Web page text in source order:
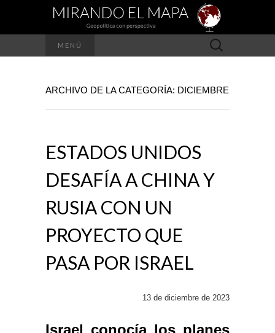
MENÚ Buscar:
ARCHIVO DE LA CATEGORÍA: DICIEMBRE
ESTADOS UNIDOS
DESAFÍA A CHINA Y
RUSIA CON UN
PROYECTO QUE
PASA POR ISRAEL
13 de diciembre de 2023
Israel conocía los planes